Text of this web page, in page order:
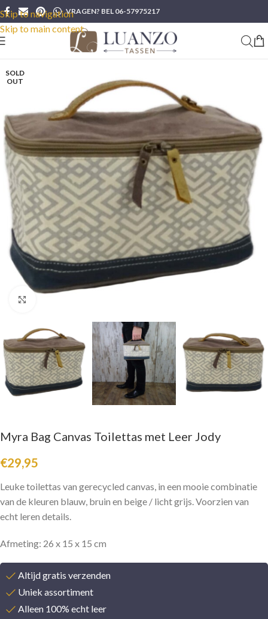
Skip to navigation
Skip to main content
VRAGEN? BEL 06-57975217
SOLD
OUT
Myra Bag Canvas Toilettas met Leer Jody
€29,95
Leuke toilettas van gerecycled canvas, in een mooie combinatie
van de kleuren blauw, bruin en beige / licht grijs. Voorzien van
echt leren details.
Afmeting: 26 x 15 x 15 cm
Altijd gratis verzenden
Uniek assortiment
Alleen 100% echt leer